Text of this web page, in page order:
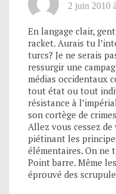
2 juin 2010
En langage clair,
racket. Aurais tu
turcs? Je ne serais
ressurgir une
médias occidentaux
tout état ou tout
résistance à
son cortège de
Allez vous cessez
piétinant les
élémentaires. On ne
Point barre. Même
éprouvé des